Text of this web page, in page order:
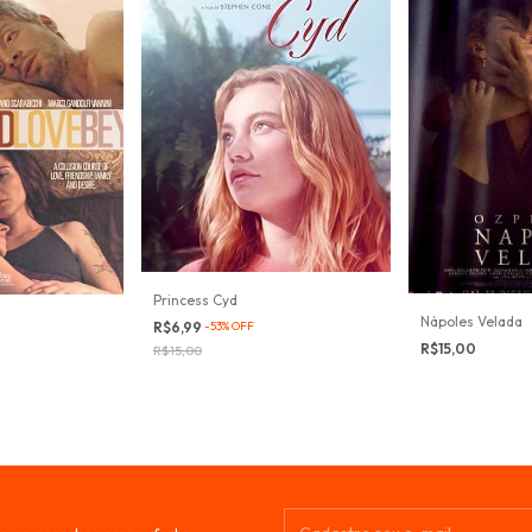
Princess Cyd
R$6,99 -53%OFF
R$15,00
Nápoles Velada
R$15,00